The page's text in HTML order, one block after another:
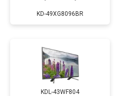
KD-49XG8096BR
KDL-43WF804